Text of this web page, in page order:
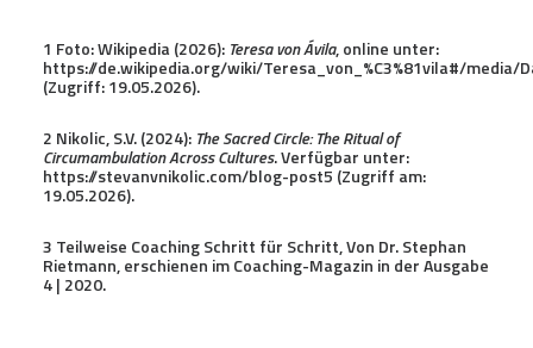
1 Foto: Wikipedia (2026): Teresa von Ávila, online unter:
https://de.wikipedia.org/wiki/Teresa_von_%C3%81vila#/media/
(Zugriff: 19.05.2026).
2 Nikolic, S.V. (2024): The Sacred Circle: The Ritual of
Circumambulation Across Cultures. Verfügbar unter:
https://stevanvnikolic.com/blog-post5 (Zugriff am:
19.05.2026).
3 Teilweise Coaching Schritt für Schritt,Von Dr. Stephan
Rietmann, erschienen im Coaching-Magazin in der Ausgabe
4 | 2020.